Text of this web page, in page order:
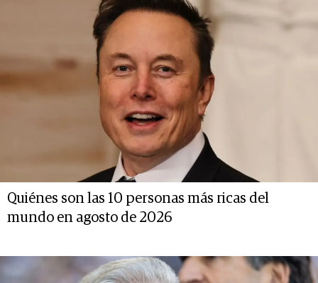
Quiénes son las 10 personas más ricas del
mundo en agosto de 2026